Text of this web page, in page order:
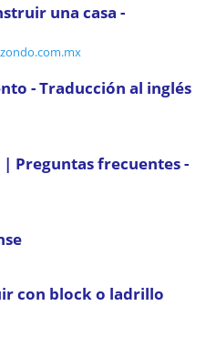
una casa -
- Traducción al inglés
| Preguntas frecuentes -
con block o ladrillo